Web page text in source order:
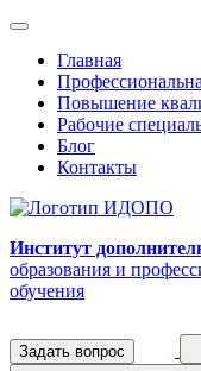
Главная
Повышение
Рабочие
Блог
Контакты
Институт
образования и
обучения
Задать вопрос